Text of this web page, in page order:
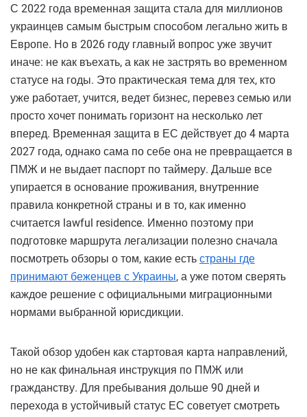
С 2022 года временная защита стала для миллионов
украинцев самым быстрым способом легально жить в
Европе. Но в 2026 году главный вопрос уже звучит
иначе: не как въехать, а как не застрять во временном
статусе на годы. Это практическая тема для тех, кто
уже работает, учится, ведет бизнес, перевез семью или
просто хочет понимать горизонт на несколько лет
вперед. Временная защита в ЕС действует до 4 марта
2027 года, однако сама по себе она не превращается в
ПМЖ и не выдает паспорт по таймеру. Дальше все
упирается в основание проживания, внутренние
правила конкретной страны и в то, как именно
считается lawful residence. Именно поэтому при
подготовке маршрута легализации полезно сначала
посмотреть обзоры о том, какие есть страны где
принимают беженцев с Украины, а уже потом сверять
каждое решение с официальными миграционными
нормами выбранной юрисдикции.
Такой обзор удобен как стартовая карта направлений,
но не как финальная инструкция по ПМЖ или
гражданству. Для пребывания дольше 90 дней и
перехода в устойчивый статус ЕС советует смотреть